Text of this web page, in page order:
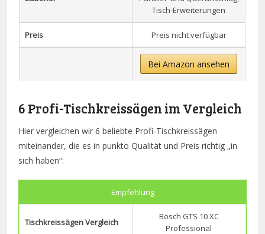
Tisch-Erweiterungen
Preis Preis nicht verfügbar
Bei Amazon ansehen
6 Profi-Tischkreissägen im Vergleich
Hier vergleichen wir 6 beliebte Profi-Tischkreissägen
miteinander, die es in punkto Qualität und Preis richtig „in
sich haben“:
Empfehlung
Tischkreissägen Vergleich
Bosch GTS 10 XC
Professional